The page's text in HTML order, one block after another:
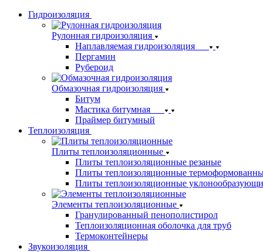
Гидроизоляция
Рулонная гидроизоляция
Наплавляемая гидроизоляция
Пергамин
Рубероид
Обмазочная гидроизоляция
Битум
Мастика битумная
Праймер битумный
Теплоизоляция
Плиты теплоизоляционные
Плиты теплоизоляционные резаные
Плиты теплоизоляционные
Плиты теплоизоляционные
Элементы теплоизоляционные
Гранулированный пенополистирол
Теплоизоляционная оболочка для труб
Термоконтейнеры
Звукоизоляция